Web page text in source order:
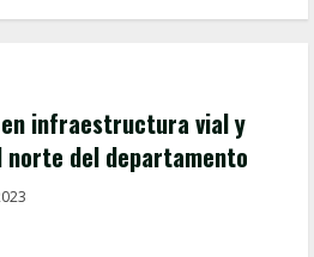
en infraestructura vial y
del departamento